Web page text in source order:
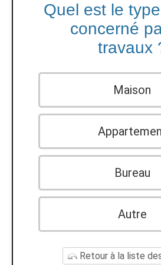
Quel est le
concerné
travaux
Maison
Bureau
Autre
Retour à la liste